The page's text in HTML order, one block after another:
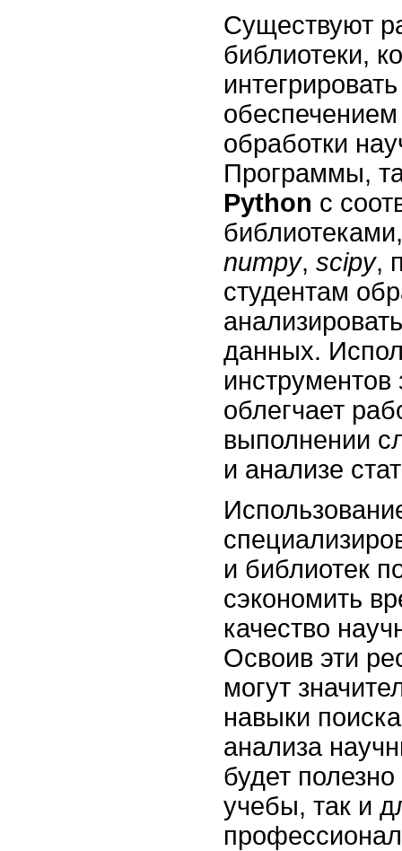
Существуют
библиотеки,
обработки
Программы,
Python с
numpy, scipy,
студентам
данных.
инструментов
облегчает
выполнении
и анализе
и библиотек
сэкономить
качество
Освоив эти
могут
навыки
анализа
будет
учебы, так и